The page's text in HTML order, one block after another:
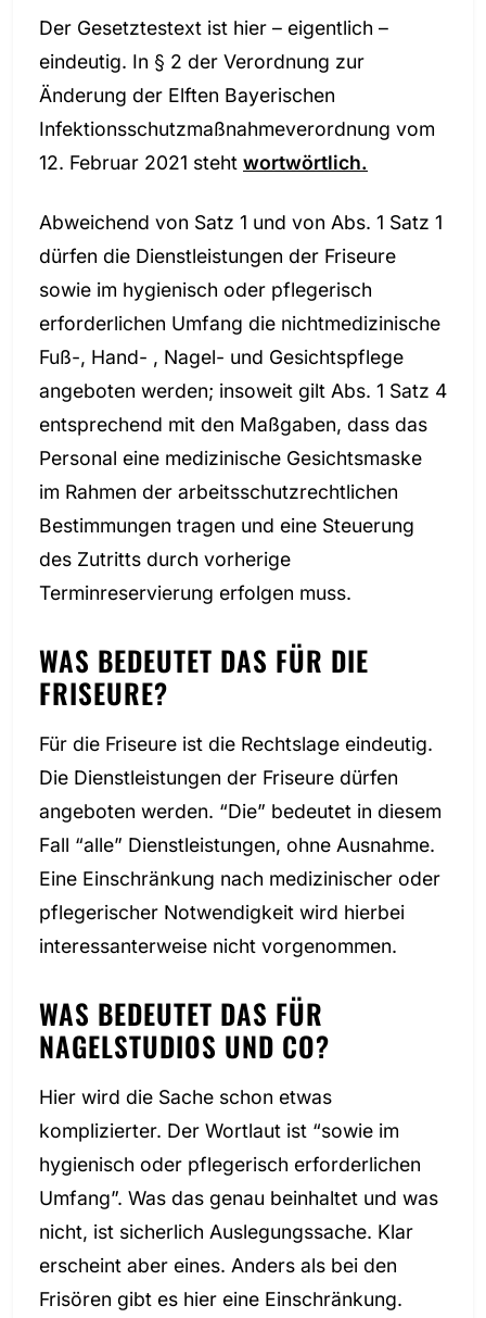
Der Gesetztestext ist hier – eigentlich –
eindeutig. In § 2 der Verordnung zur
Änderung der Elften Bayerischen
Infektionsschutzmaßnahmeverordnung vom
12. Februar 2021 steht wortwörtlich.
Abweichend von Satz 1 und von Abs. 1 Satz 1
dürfen die Dienstleistungen der Friseure
sowie im hygienisch oder pflegerisch
erforderlichen Umfang die nichtmedizinische
Fuß-, Hand- , Nagel- und Gesichtspflege
angeboten werden; insoweit gilt Abs. 1 Satz 4
entsprechend mit den Maßgaben, dass das
Personal eine medizinische Gesichtsmaske
im Rahmen der arbeitsschutzrechtlichen
Bestimmungen tragen und eine Steuerung
des Zutritts durch vorherige
Terminreservierung erfolgen muss.
WAS BEDEUTET DAS FÜR DIE
FRISEURE?
Für die Friseure ist die Rechtslage eindeutig.
Die Dienstleistungen der Friseure dürfen
angeboten werden. “Die” bedeutet in diesem
Fall “alle” Dienstleistungen, ohne Ausnahme.
Eine Einschränkung nach medizinischer oder
pflegerischer Notwendigkeit wird hierbei
interessanterweise nicht vorgenommen.
WAS BEDEUTET DAS FÜR
NAGELSTUDIOS UND CO?
Hier wird die Sache schon etwas
komplizierter. Der Wortlaut ist “sowie im
hygienisch oder pflegerisch erforderlichen
Umfang”. Was das genau beinhaltet und was
nicht, ist sicherlich Auslegungssache. Klar
erscheint aber eines. Anders als bei den
Frisören gibt es hier eine Einschränkung.